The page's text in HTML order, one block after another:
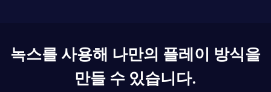
녹스를 사용해 나만의 플레이 방식을
만들 수 있습니다.